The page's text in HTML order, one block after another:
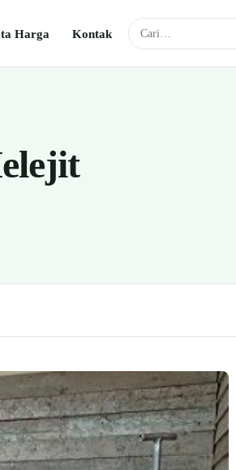
Harga Kontak